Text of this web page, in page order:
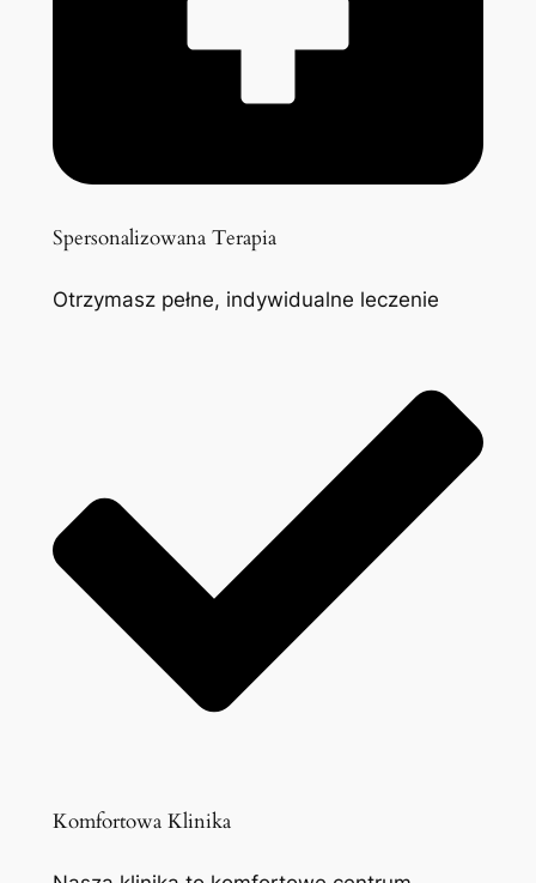
Spersonalizowana Terapia
Otrzymasz pełne, indywidualne leczenie
Komfortowa Klinika